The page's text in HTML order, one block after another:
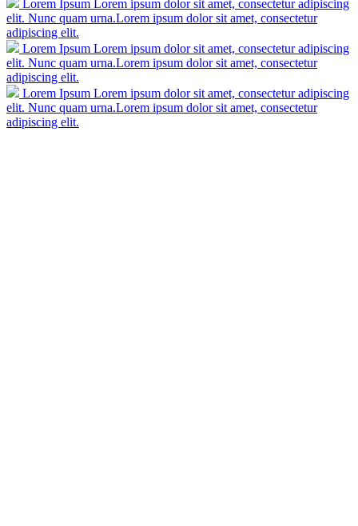
Lorem Ipsum Lorem ipsum dolor sit amet, consectetur adipiscing
elit. Nunc quam urna.Lorem ipsum dolor sit amet, consectetur
adipiscing elit.
Lorem Ipsum Lorem ipsum dolor sit amet, consectetur adipiscing
elit. Nunc quam urna.Lorem ipsum dolor sit amet, consectetur
adipiscing elit.
Lorem Ipsum Lorem ipsum dolor sit amet, consectetur adipiscing
elit. Nunc quam urna.Lorem ipsum dolor sit amet, consectetur
adipiscing elit.